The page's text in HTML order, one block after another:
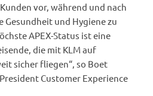
vor, während und nach
Gesundheit und Hygiene zu
APEX-Status ist eine
die mit KLM auf
sicher fliegen“, so Boet
Customer Experience